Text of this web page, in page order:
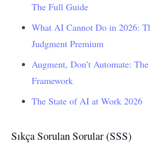
The Full Guide
What AI Cannot Do in 2026:
Judgment Premium
Augment, Don’t Automate:
Framework
The State of AI at Work 2026
Sıkça Sorulan Sorular (SSS)